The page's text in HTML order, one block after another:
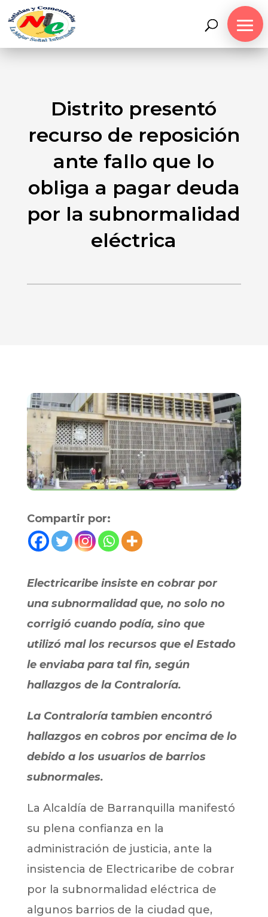
Distrito presentó
recurso de reposición
ante fallo que lo
obliga a pagar deuda
por la subnormalidad
eléctrica
Compartir por:
Electricaribe insiste en cobrar por
una subnormalidad que, no solo no
corrigió cuando podía, sino que
utilizó mal los recursos que el Estado
le enviaba para tal fin, según
hallazgos de la Contraloría.
La Contraloría tambien encontró
hallazgos en cobros por encima de lo
debido a los usuarios de barrios
subnormales.
La Alcaldía de Barranquilla manifestó
su plena confianza en la
administración de justicia, ante la
insistencia de Electricaribe de cobrar
por la subnormalidad eléctrica de
algunos barrios de la ciudad que,